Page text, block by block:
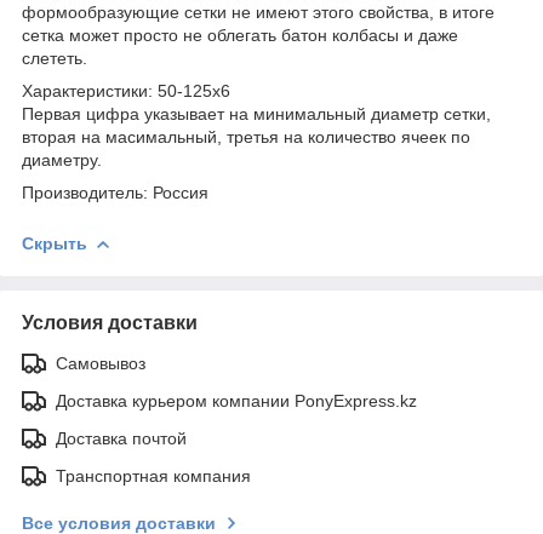
формообразующие сетки не имеют этого свойства, в итоге
сетка может просто не облегать батон колбасы и даже
слететь.
Характеристики: 50-125х6
Первая цифра указывает на минимальный диаметр сетки,
вторая на масимальный, третья на количество ячеек по
диаметру.
Производитель: Россия
Скрыть
Условия доставки
Самовывоз
Доставка курьером компании PonyExpress.kz
Доставка почтой
Транспортная компания
Все условия доставки